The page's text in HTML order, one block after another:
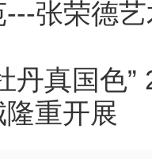
---张荣德
丹真国色
重开展